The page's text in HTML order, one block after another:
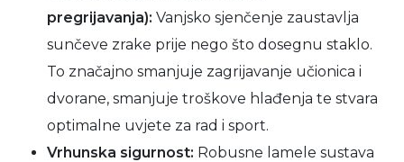
pregrijavanja): Vanjsko sjenčenje zaustavlja
sunčeve zrake prije nego što dosegnu staklo.
To značajno smanjuje zagrijavanje učionica i
dvorane, smanjuje troškove hlađenja te stvara
optimalne uvjete za rad i sport.
Vrhunska sigurnost: Robusne lamele sustava